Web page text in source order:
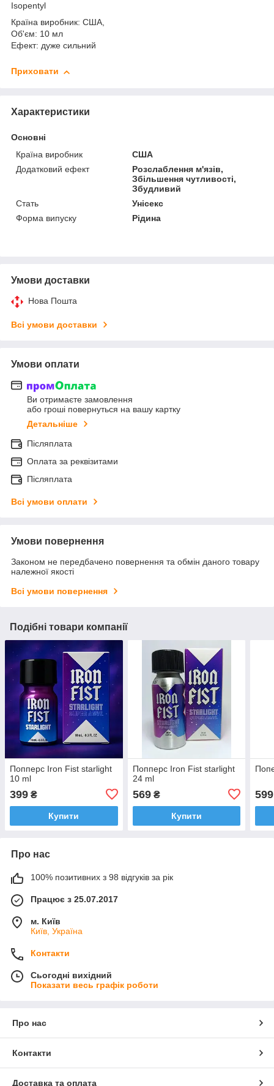
Isopentyl
Країна виробник: США,
Об'єм: 10 мл
Ефект: дуже сильний
Приховати
Характеристики
Основні
Країна виробник
США
Додатковий ефект
Розслаблення м'язів,
Збільшення чутливості,
Збудливий
Стать
Унісекс
Форма випуску
Рідина
Умови доставки
Нова Пошта
Всі умови доставки
Умови оплати
Ви отримаєте замовлення
або гроші повернуться на вашу картку
Детальніше
Післяплата
Оплата за реквізитами
Післяплата
Всі умови оплати
Умови повернення
Законом не передбачено повернення та обмін даного товару
належної якості
Всі умови повернення
Подібні товари компанії
Попперс Iron Fist starlight
10 ml
399 ₴
Купити
Попперс Iron Fist starlight
24 ml
569₴
Купити
599
Про нас
100% позитивних з 98 відгуків за рік
Працює з 25.07.2017
м. Київ
Київ, Україна
Контакти
Сьогодні вихідний
Показати весь графік роботи
Про нас
Контакти
Доставка та оплата